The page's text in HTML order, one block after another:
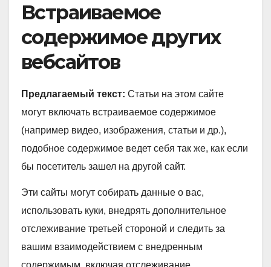
Встраиваемое
содержимое других
вебсайтов
Предлагаемый текст: Статьи на этом сайте
могут включать встраиваемое содержимое
(например видео, изображения, статьи и др.),
подобное содержимое ведет себя так же, как если
бы посетитель зашел на другой сайт.
Эти сайты могут собирать данные о вас,
использовать куки, внедрять дополнительное
отслеживание третьей стороной и следить за
вашим взаимодействием с внедренным
содержимым, включая отслеживание